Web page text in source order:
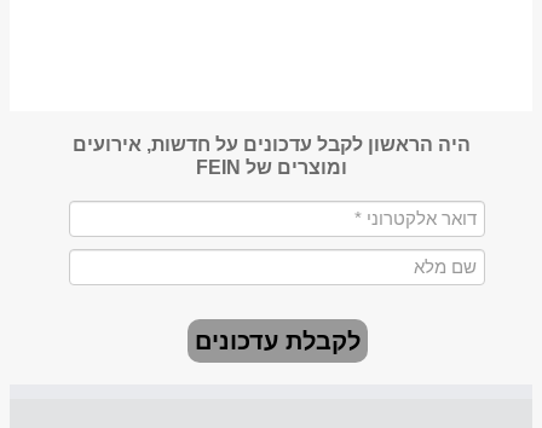
היה הראשון לקבל עדכונים על חדשות, אירועים
ומוצרים של FEIN
לקבלת עדכונים